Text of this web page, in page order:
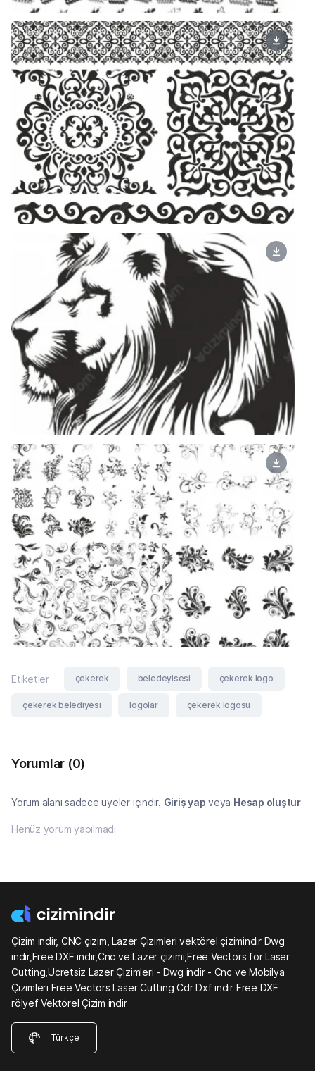
Etiketler çekerek beledeyisesi çekerek logo
çekerek belediyesi logolar çekerek logosu
Yorumlar (0)
Yorum alanı sadece üyeler içindir. Giriş yap veya Hesap oluştur
Henüz yorum yapılmadı
Çizim indir, CNC çizim, Lazer Çizimleri vektörel çizimindir Dwg
indir,Free DXF indir,Cnc ve Lazer çizimi,Free Vectors for Laser
Cutting,Ücretsiz Lazer Çizimleri - Dwg indir - Cnc ve Mobilya
Çizimleri Free Vectors Laser Cutting Cdr Dxf indir Free DXF
rölyef Vektörel Çizim indir
Türkçe